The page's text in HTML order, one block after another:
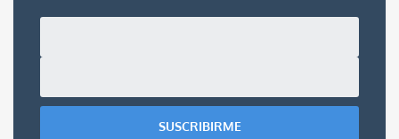
SUSCRIBIRME